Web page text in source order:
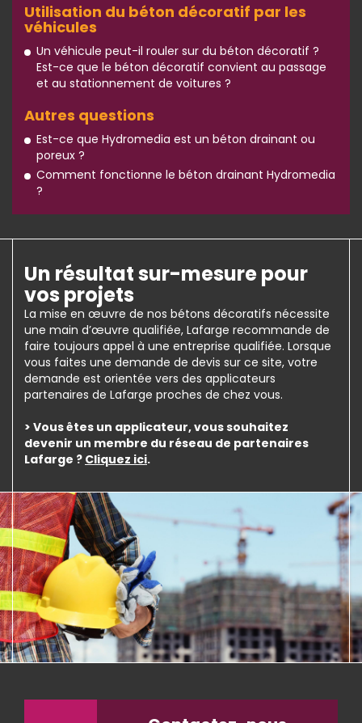
Utilisation du béton décoratif par les
véhicules
Un véhicule peut-il rouler sur du béton décoratif ?
Est-ce que le béton décoratif convient au passage
et au stationnement de voitures ?
Autres questions
Est-ce que Hydromedia est un béton drainant ou
poreux ?
Comment fonctionne le béton drainant Hydromedia
?
Un résultat sur-mesure pour
vos projets
La mise en œuvre de nos bétons décoratifs nécessite
une main d’œuvre qualifiée, Lafarge recommande de
faire toujours appel à une entreprise qualifiée. Lorsque
vous faites une demande de devis sur ce site, votre
demande est orientée vers des applicateurs
partenaires de Lafarge proches de chez vous.
> Vous êtes un applicateur, vous souhaitez
devenir un membre du réseau de partenaires
Lafarge ? Cliquez ici.